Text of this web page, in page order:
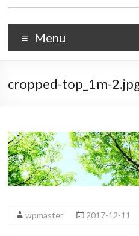
Menu
cropped-top_1m-
wpmaster 2017-12-11